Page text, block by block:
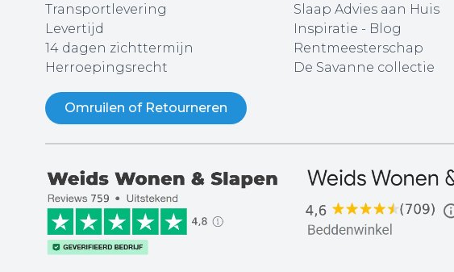
Transportlevering
Levertijd
14 dagen zichttermijn
Herroepingsrecht
Omruilen of Retourneren
Slaap Advies aan Huis
Inspiratie - Blog
Rentmeesterschap
De Savanne collectie